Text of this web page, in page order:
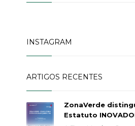
INSTAGRAM
ARTIGOS RECENTES
ZonaVerde
Estatuto